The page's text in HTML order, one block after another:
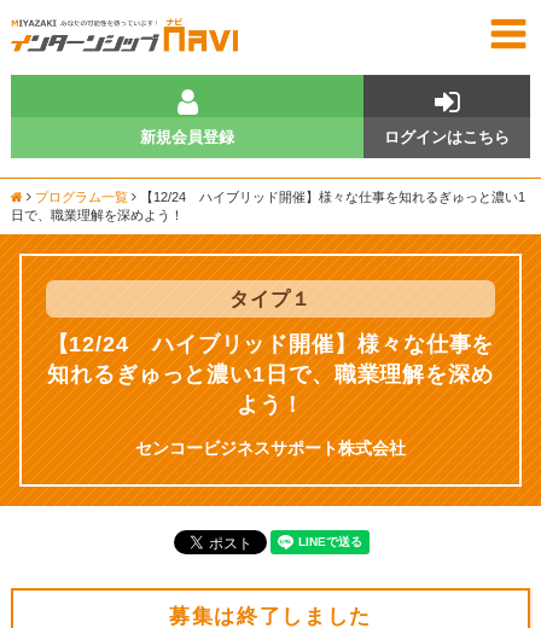
ログインはこちら
新規会員登録
プログラム一覧 【12/24 ハイブリッド開催】様々な仕事を知れるぎゅっと濃い1
日で、職業理解を深めよう！
タイプ１
【12/24 ハイブリッド開催】様々な仕事を
知れるぎゅっと濃い1日で、職業理解を深め
よう！
センコービジネスサポート株式会社
募集は終了しました